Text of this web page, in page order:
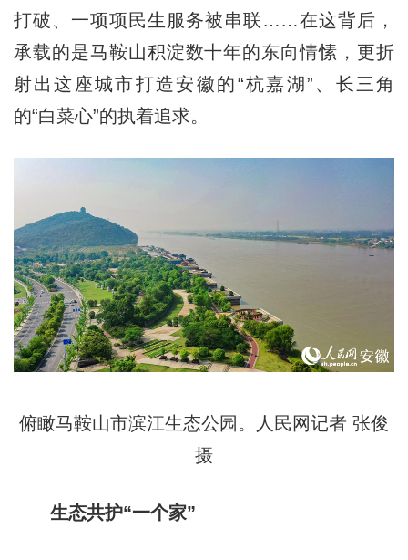
打破、一项项民生服务被串联……在这背后，
承载的是马鞍山积淀数十年的东向情愫，更折
射出这座城市打造安徽的“杭嘉湖”、长三角
的“白菜心”的执着追求。
俯瞰马鞍山市滨江生态公园。人民网记者 张俊
摄
生态共护“一个家”